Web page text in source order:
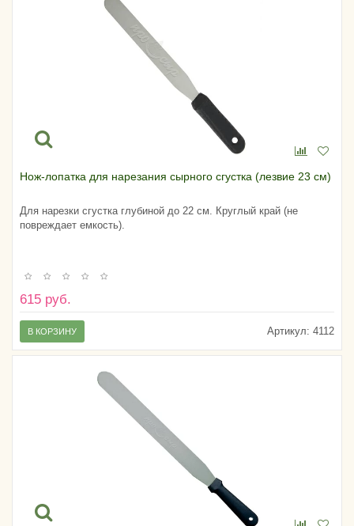
Нож-лопатка для нарезания сырного сгустка (лезвие 23 см)
Для нарезки сгустка глубиной до 22 см. Круглый край (не
повреждает емкость).
615 руб.
Артикул: 4112
В КОРЗИНУ